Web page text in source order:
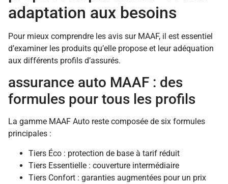
adaptation aux besoins
Pour mieux comprendre les avis sur MAAF, il est essentiel
d’examiner les produits qu’elle propose et leur adéquation
aux différents profils d’assurés.
assurance auto MAAF : des
formules pour tous les profils
La gamme MAAF Auto reste composée de six formules
principales :
Tiers Éco : protection de base à tarif réduit
Tiers Essentielle : couverture intermédiaire
Tiers Confort : garanties augmentées pour un prix